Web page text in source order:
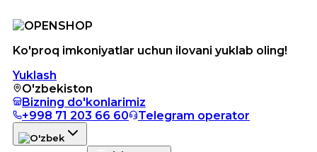
Ko'proq imkoniyatlar uchun ilovani yuklab oling!
Yuklash
O'zbekiston
Bizning do'konlarimiz
+998 71 203 66 60
Telegram operator